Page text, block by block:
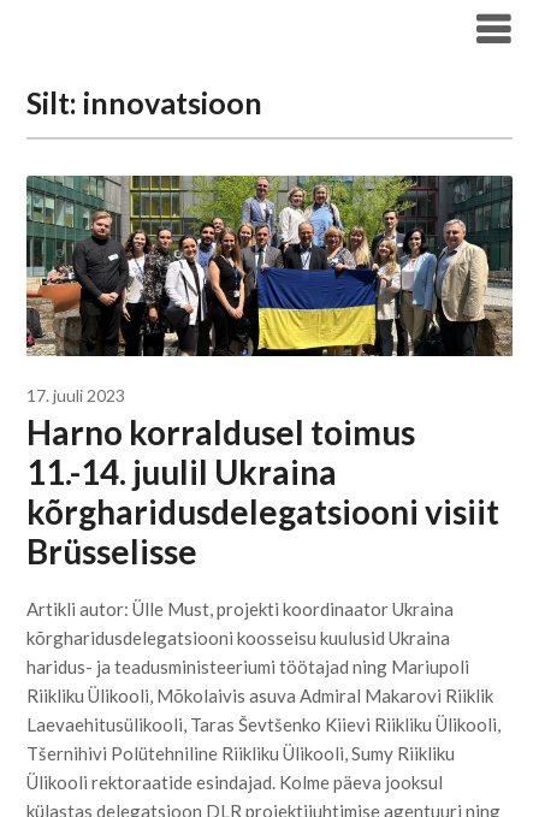
Silt: innovatsioon
17. juuli 2023
Harno korraldusel toimus
11.-14. juulil Ukraina
kõrgharidusdelegatsiooni visiit
Brüsselisse
Artikli autor: Ülle Must, projekti koordinaator Ukraina
kõrgharidusdelegatsiooni koosseisu kuulusid Ukraina
haridus- ja teadusministeeriumi töötajad ning Mariupoli
Riikliku Ülikooli, Mõkolaivis asuva Admiral Makarovi Riiklik
Laevaehitusülikooli, Taras Ševtšenko Kiievi Riikliku Ülikooli,
Tšernihivi Polütehniline Riikliku Ülikooli, Sumy Riikliku
Ülikooli rektoraatide esindajad. Kolme päeva jooksul
külastas delegatsioon DLR projektijuhtimise agentuuri ning